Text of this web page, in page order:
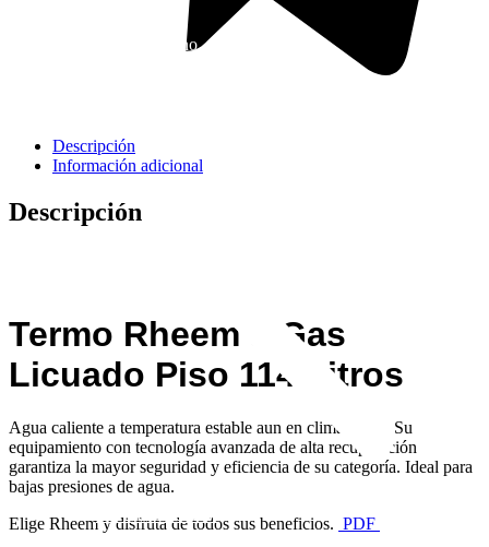
Cavas de Vino
Hornos Electricos
Descripción
Información adicional
Descripción
Termo Rheem a Gas
Licuado Piso 114 Litros
Agua caliente a temperatura estable aun en climas fríos. Su
equipamiento con tecnología avanzada de alta recuperación
garantiza la mayor seguridad y eficiencia de su categoría. Ideal para
bajas presiones de agua.
Elige Rheem y disfruta de todos sus beneficios. PDF